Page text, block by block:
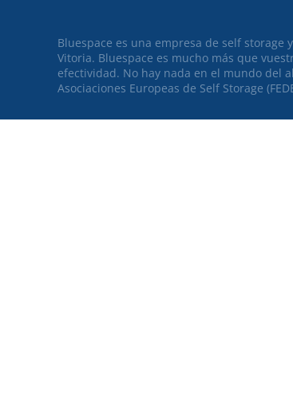
Bluespace es una empresa de self
Vitoria. Bluespace es mucho más que
efectividad. No hay nada en el mundo del
Asociaciones Europeas de Self Storage